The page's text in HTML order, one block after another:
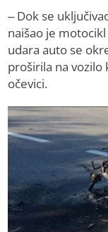
– Dok se
naišao je
udara auto se
proširila na vozilo
očevici.